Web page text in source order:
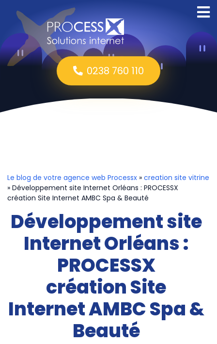
0238 760 110
Le blog de votre agence web Processx » creation site vitrine
» Développement site Internet Orléans : PROCESSX
création Site Internet AMBC Spa & Beauté
Développement site
Internet Orléans :
PROCESSX
création Site
Internet AMBC Spa &
Beauté